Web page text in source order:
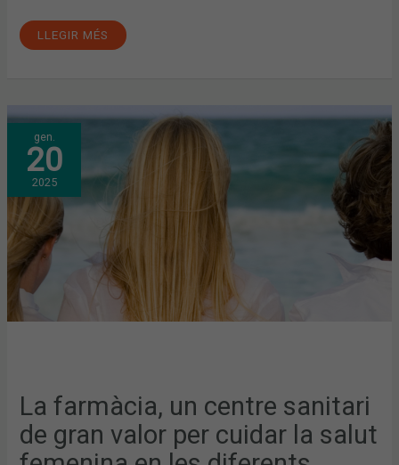
LLEGIR MÉS
gen.
20
2025
La farmàcia, un centre sanitari
de gran valor per cuidar la salut
LA
FARMÀCIA,
UN
CENTRE
SANITARI
DE
GRAN
VALOR
PER
CUIDAR
LA
SALUT
FEMENINA
EN
LES
DE